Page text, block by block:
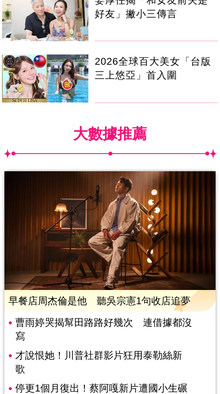
好友」撇小三傳言
2026全球百大美女「台版
三上悠亞」首入圍
大數據推薦
早餐店周杰倫是他 聽吳宗憲1句收店追夢
曹雨婷哭揭幫田路路好幾次 連借據都沒
寫
才說恨她！川普社群影片狂用泰勒絲新
歌
停更1個月復出！蔡阿嘎新片遭國小生碾